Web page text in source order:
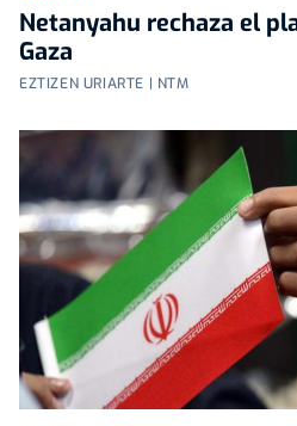
Netanyahu rechaza el
Gaza
EZTIZEN URIARTE | NTM